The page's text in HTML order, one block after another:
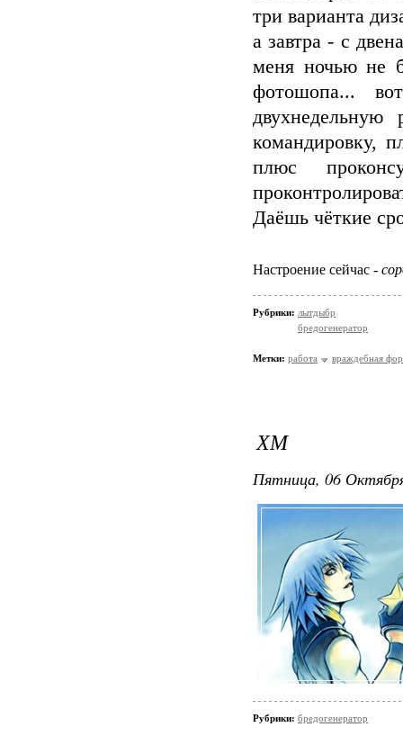
три варианта
а завтра - с
меня ночью не
фотошопа...
командировку,
плюс
Даёшь чёткие
Настроение сейчас -
Рубрики: лытдыбр
бредогенератор
Метки: работа враждебная
ХМ
Пятница, 06
Рубрики: бредогенератор